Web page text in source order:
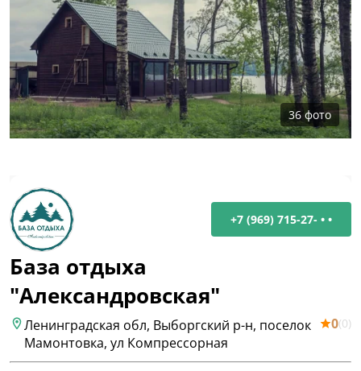
36 фото
+7 (969) 715-27- • •
База отдыха
"Александровская"
Ленинградская обл, Выборгский р-н, поселок
Мамонтовка, ул Компрессорная
0(0)